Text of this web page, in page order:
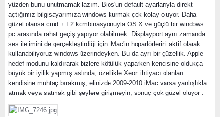
yüzden bunu unutmamak lazım. Bios'un default ayarlarıyla direkt
açtığımız bilgisayarımıza windows kurmak çok kolay oluyor. Daha
güzel olansa cmd + F2 kombinasyonuyla OS X ve güçlü bir windows
pc arasında rahat geçiş yapıyor olabilmek. Displayport aynı zamanda
ses iletimini de gerçekleştirdiği için iMac'in hoparlörlerini aktif olarak
kullanabiliyoruz windows üzerindeyken. Bu da ayrı bir güzellik. Apple
hedef modunu kaldırarak bizlere kötülük yaparken kendisine oldukça
büyük bir iyilik yapmış aslında, özellikle Xeon ihtiyacı olanları
kendisine muhtaç bırakmış, elinizde 2009-2010 iMac varsa yanlışlıkla
atmak veya satmak gibi şeylere girişmeyin, sonuç çok güzel oluyor :